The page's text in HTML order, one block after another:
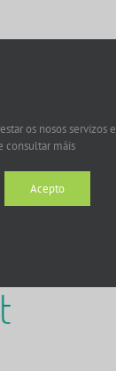
os nosos servizos e
consultar máis
Acepto